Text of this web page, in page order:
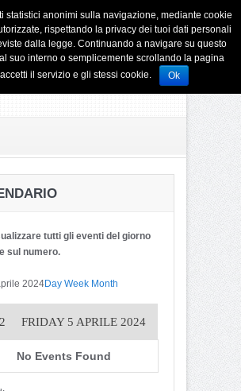
tutti gli eventi del giorno
sul numero.
2024Day Week Month
FRIDAY 5 APRILE 2024
No Events Found
statistici anonimi sulla navigazione, mediante cookie
rispettando la privacy dei tuoi dati personali
dalla legge. Continuando a navigare su questo
suo interno o semplicemente scrollando la pagina
il servizio e gli stessi cookie.
Ok